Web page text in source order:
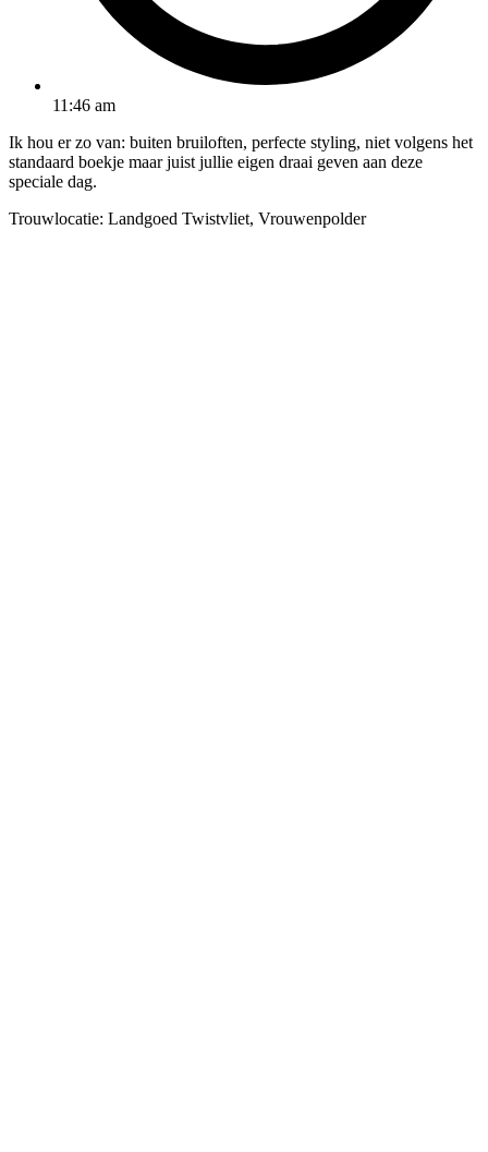
11:46 am
Ik hou er zo van: buiten bruiloften, perfecte styling, niet volgens het
standaard boekje maar juist jullie eigen draai geven aan deze
speciale dag.
Trouwlocatie: Landgoed Twistvliet, Vrouwenpolder